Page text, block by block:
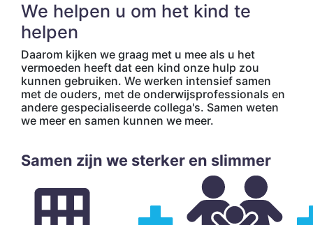
We helpen u om het kind te
helpen
Daarom kijken we graag met u mee als u het
vermoeden heeft dat een kind onze hulp zou
kunnen gebruiken. We werken intensief samen
met de ouders, met de onderwijsprofessionals en
andere gespecialiseerde collega's. Samen weten
we meer en samen kunnen we meer.
Samen zijn we sterker en slimmer